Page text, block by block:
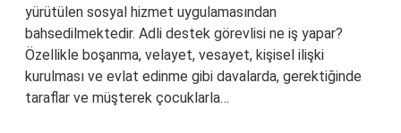
yürütülen sosyal hizmet uygulamasından
bahsedilmektedir. Adli destek görevlisi ne iş yapar?
Özellikle boşanma, velayet, vesayet, kişisel ilişki
kurulması ve evlat edinme gibi davalarda, gerektiğinde
taraflar ve müşterek çocuklarla…